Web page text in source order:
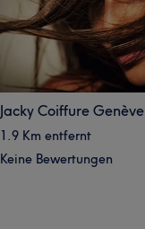
Jacky Coiffure Genève
1.9 Km entfernt
Keine Bewertungen